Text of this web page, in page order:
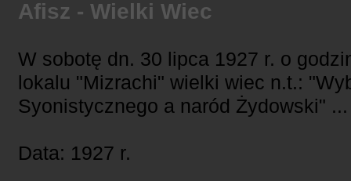
Afisz - Wielki Wiec
W sobotę dn. 30 lipca 1927 r. o
lokalu "Mizrachi" wielki wiec n.t.:
Syonistycznego a naród Żydowski" ...
Data: 1927 r.